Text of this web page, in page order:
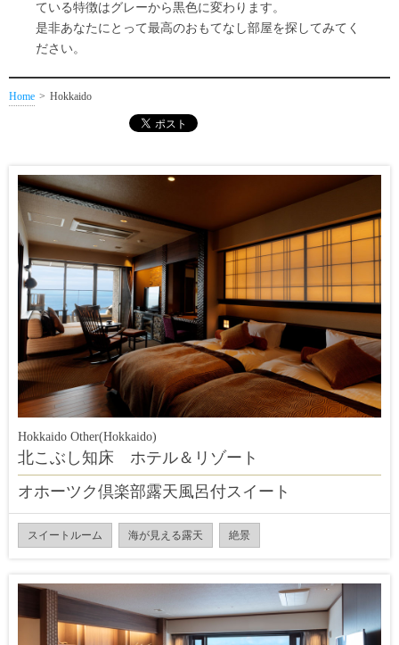
ている特徴はグレーから黒色に変わります。
是非あなたにとって最高のおもてなし部屋を探してみてく
ださい。
Home Hokkaido
Hokkaido Other(Hokkaido)
北こぶし知床 ホテル＆リゾート
オホーツク倶楽部露天風呂付スイート
スイートルーム 海が見える露天 絶景